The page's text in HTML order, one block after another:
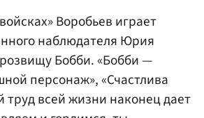
Воробьев играет
наблюдателя Юрия
Бобби. «Бобби —
персонаж», «Счастлива
труд всей жизни наконец дает